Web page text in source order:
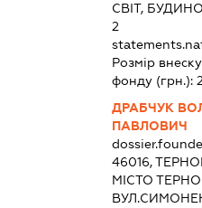
СВІТ,
2
Розмір
фонду (грн.):
ДРАБЧУК
ПАВЛОВИЧ
46016,
МІСТО